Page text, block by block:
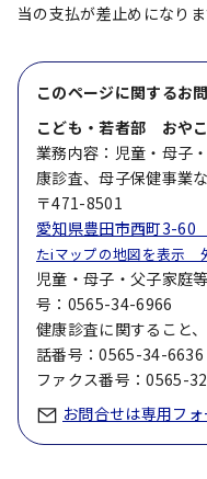
当の支払が差止めになりま
このページに関するお
こども・若者部 おや
業務内容：児童・母子
康診査、母子保健事業
〒471-8501
愛知県豊田市西町3-60
たiマップの地図を表示
児童・母子・父子家庭
号：0565-34-6966
健康診査に関すること
話番号：0565-34-6636
ファクス番号：0565-
お問合せは専用フォ